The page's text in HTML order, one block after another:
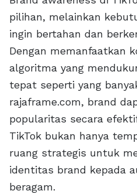
pilihan, melainkan
ingin bertahan dan
Dengan memanfaatkan
algoritma yang
tepat seperti yang
rajaframe.com, brand
popularitas secara
TikTok bukan hanya
ruang strategis untuk
identitas brand kepada
beragam.